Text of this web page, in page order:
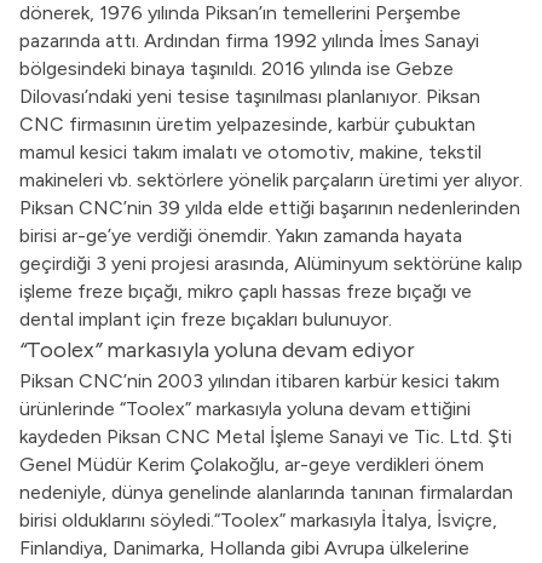
dönerek, 1976 yılında Piksan’ın temellerini Perşembe
pazarında attı. Ardından firma 1992 yılında İmes Sanayi
bölgesindeki binaya taşınıldı. 2016 yılında ise Gebze
Dilovası’ndaki yeni tesise taşınılması planlanıyor. Piksan
CNC firmasının üretim yelpazesinde, karbür çubuktan
mamul kesici takım imalatı ve otomotiv, makine, tekstil
makineleri vb. sektörlere yönelik parçaların üretimi yer alıyor.
Piksan CNC’nin 39 yılda elde ettiği başarının nedenlerinden
birisi ar-ge’ye verdiği önemdir. Yakın zamanda hayata
geçirdiği 3 yeni projesi arasında, Alüminyum sektörüne kalıp
işleme freze bıçağı, mikro çaplı hassas freze bıçağı ve
dental implant için freze bıçakları bulunuyor.
“Toolex”markasıyla yoluna devam ediyor
Piksan CNC’nin 2003 yılından itibaren karbür kesici takım
ürünlerinde “Toolex” markasıyla yoluna devam ettiğini
kaydeden Piksan CNC Metal İşleme Sanayi ve Tic. Ltd. Şti
Genel Müdür Kerim Çolakoğlu, ar-geye verdikleri önem
nedeniyle, dünya genelinde alanlarında tanınan firmalardan
birisi olduklarını söyledi.“Toolex” markasıyla İtalya, İsviçre,
Finlandiya, Danimarka, Hollanda gibi Avrupa ülkelerine